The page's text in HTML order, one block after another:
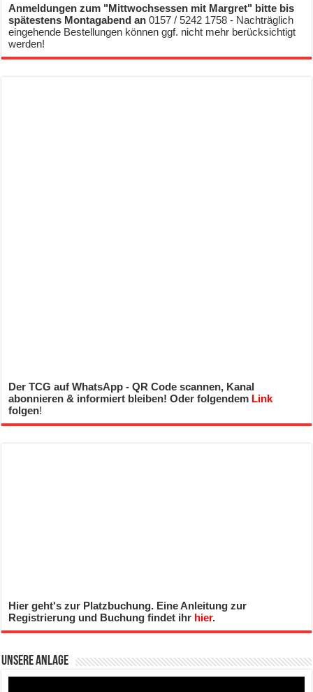
Anmeldungen zum "Mittwochsessen mit Margret" bitte bis
spätestens Montagabend an0157 / 5242 1758 - Nachträglich
eingehende Bestellungen können ggf. nicht mehr berücksichtigt
werden!
Der TCG auf WhatsApp - QR Code scannen, Kanal
abonnieren & informiert bleiben! Oder folgendem Link
folgen!
Hier geht's zur Platzbuchung. Eine Anleitung zur
Registrierung und Buchung findet ihr hier.
Unsere Anlage